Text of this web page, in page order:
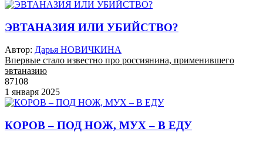
ЭВТАНАЗИЯ ИЛИ УБИЙСТВО?
Автор: Дарья НОВИЧКИНА
Впервые стало известно про россиянина, применившего
эвтаназию
87108
1 января 2025
КОРОВ – ПОД НОЖ, МУХ – В ЕДУ